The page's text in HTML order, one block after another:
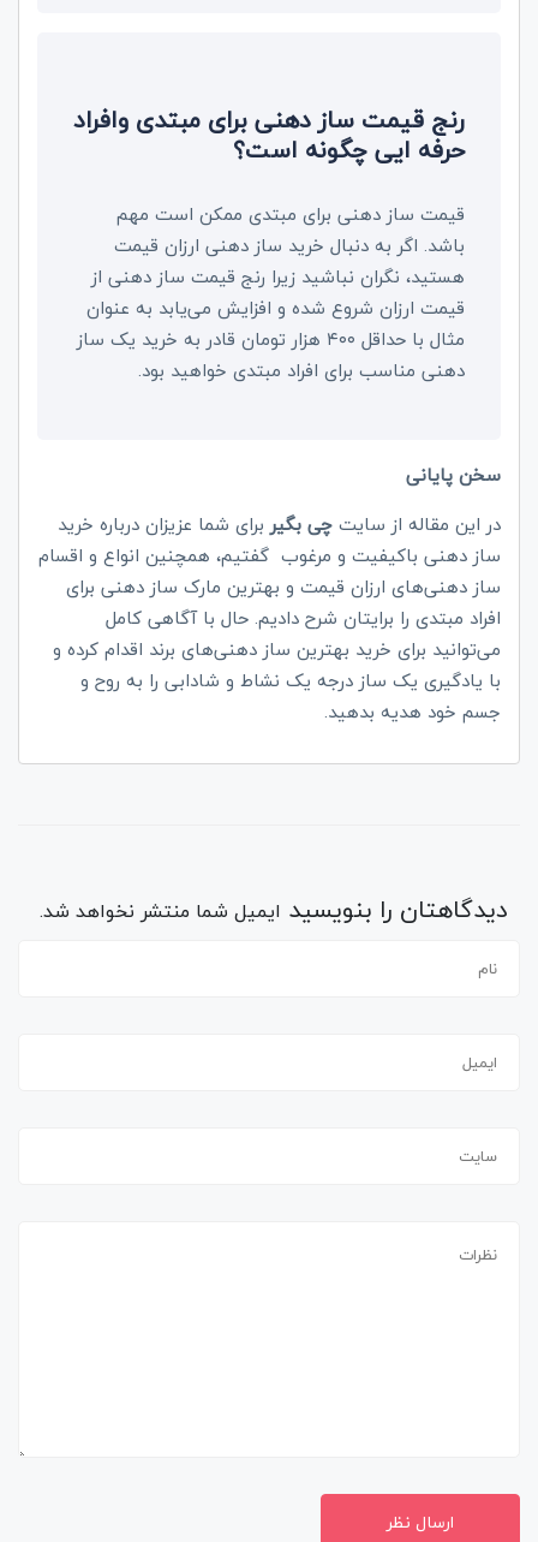
رنج قیمت ساز دهنی برای مبتدی وافراد
حرفه ایی چگونه است؟
قیمت ساز دهنی برای مبتدی ممکن است مهم
باشد. اگر به دنبال خرید ساز دهنی ارزان قیمت
هستید، نگران نباشید زیرا رنج قیمت ساز دهنی از
قیمت ارزان شروع شده و افزایش می‌یابد به عنوان
مثال با حداقل ۴۰۰ هزار تومان قادر به خرید یک ساز
دهنی مناسب برای افراد مبتدی خواهید بود.
سخن پایانی
در این مقاله از سایتچی بگیربرای شما عزیزان درباره خرید
ساز دهنی باکیفیت و مرغوب گفتیم، همچنین انواع و اقسام
ساز دهنی‌های ارزان قیمت و بهترین مارک ساز دهنی برای
افراد مبتدی را برایتان شرح دادیم. حال با آگاهی کامل
می‌توانید برای خرید بهترین ساز دهنی‌های برند اقدام کرده و
با یادگیری یک ساز درجه یک نشاط و شادابی را به روح و
جسم خود هدیه بدهید.
دیدگاهتان را بنویسید ایمیل شما منتشر نخواهد شد.
ارسال نظر